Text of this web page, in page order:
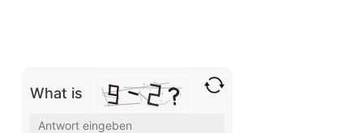
What is
Solve